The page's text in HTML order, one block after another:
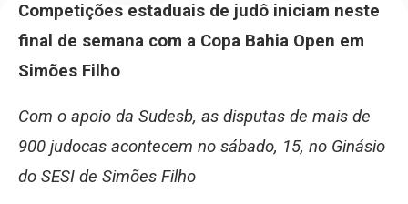
Competições estaduais de judô iniciam neste
final de semana com a Copa Bahia Open em
Simões Filho
Com o apoio da Sudesb, as disputas de mais de
900 judocas acontecem no sábado, 15, no Ginásio
do SESI de Simões Filho